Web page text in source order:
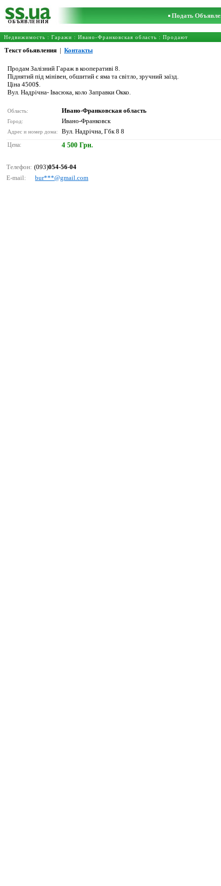
ОБЪЯВЛЕНИЯ
Подать
Недвижимость : Гаражи : Ивано-Франковская область : Продают
Текст обьявления | Контакты
Продам Залізний Гараж в кооперативі 8.
Піднятий під мінівен, обшитий є яма та світло, зручний заїзд.
Ціна 4500$.
Вул. Надрічна- Івасюка, коло Заправки Окко.
Область: Ивано-Франковская область
Город: Ивано-Франковск
Адрес и номер дома: Вул. Надрічна, Гбк 8 8
Цена: 4 500 Грн.
Телефон: (093)054-56-04
E-mail:
bur***@gmаil.соm